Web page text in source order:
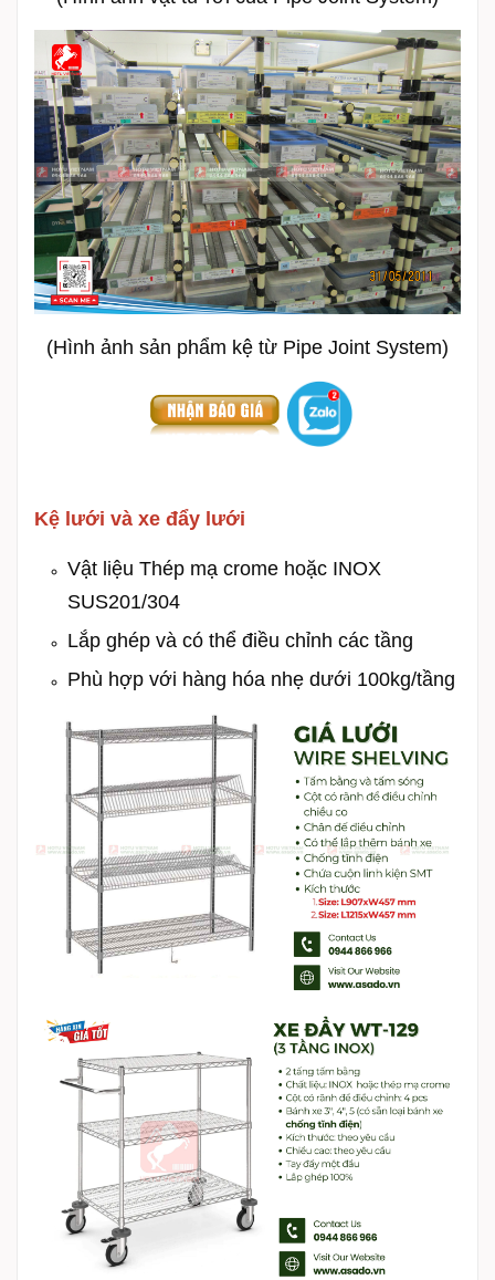
(Hình ảnh sản phẩm kệ từ Pipe Joint System)
Kệ lưới và xe đẩy lưới
Vật liệu Thép mạ crome hoặc INOX
SUS201/304
Lắp ghép và có thể điều chỉnh các tầng
Phù hợp với hàng hóa nhẹ dưới 100kg/tầng